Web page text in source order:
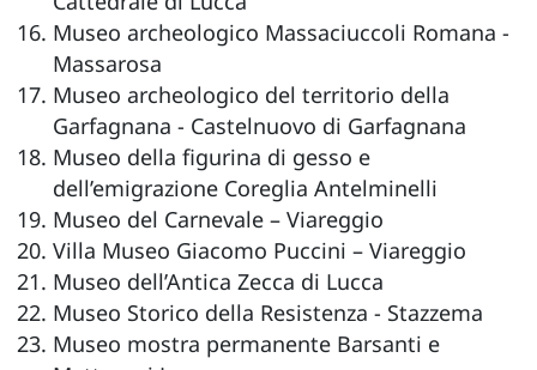
Museo archeologico Massaciuccoli Romana -
Massarosa
Museo archeologico del territorio della
Garfagnana - Castelnuovo di Garfagnana
Museo della figurina di gesso e
dell’emigrazione Coreglia Antelminelli
Museo del Carnevale – Viareggio
Villa Museo Giacomo Puccini – Viareggio
Museo dell’Antica Zecca di Lucca
Museo Storico della Resistenza - Stazzema
Museo mostra permanente Barsanti e